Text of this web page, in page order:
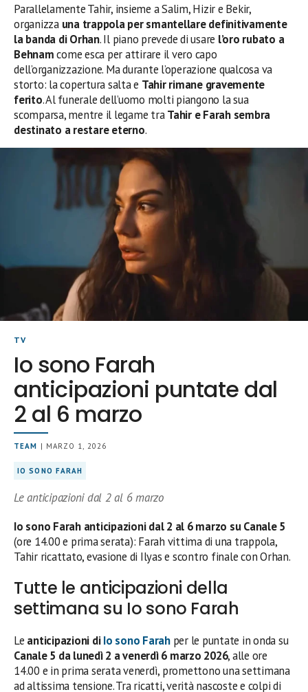
Parallelamente Tahir, insieme a Salim, Hizir e Bekir,
organizza una trappola per smantellare definitivamente
la banda di Orhan. Il piano prevede di usare l’oro rubato a
Behnamcome esca per attirare il vero capo
dell’organizzazione. Ma durante l’operazione qualcosa va
storto: la copertura salta e Tahir rimane gravemente
ferito. Al funerale dell’uomo molti piangono la sua
scomparsa, mentre il legame traTahir e Farah sembra
destinato a restare eterno.
TV
Io sono Farah
anticipazioni puntate dal
2 al 6 marzo
TEAM | MARZO 1, 2026
IO SONO FARAH
Le anticipazioni dal 2 al 6 marzo
Io sono Farah anticipazioni dal 2 al 6 marzo su Canale 5
(ore 14.00 e prima serata): Farah vittima di una trappola,
Tahir ricattato, evasione di Ilyas e scontro finale con Orhan.
Tutte le anticipazioni della
settimana su Io sono Farah
Le anticipazioni diIo sono Farahper le puntate in onda su
Canale 5 da lunedì 2 a venerdì 6 marzo 2026, alle ore
14.00 e in prima serata venerdì, promettono una settimana
ad altissima tensione. Tra ricatti, verità nascoste e colpi di